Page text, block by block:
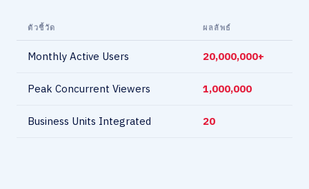
ตัวชี้วัด ผลลัพธ์
Monthly Active Users 20,000,000+
Peak Concurrent Viewers 1,000,000
Business Units Integrated 20